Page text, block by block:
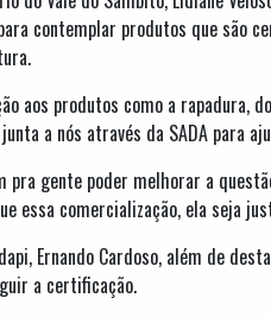
contemplar produtos que são
aos produtos como a rapadura,
a nós através da SADA para
pra gente poder melhorar a
essa comercialização, ela seja
Ernando Cardoso, além de
a certificação.